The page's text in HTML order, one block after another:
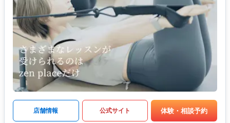
店舗情報 公式サイト 体験・相談予約